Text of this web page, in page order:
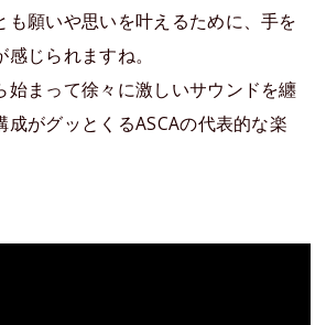
も願いや思いを叶えるために、手を
じられますね。
始まって徐々に激しいサウンドを纏
成がグッとくるASCAの代表的な楽